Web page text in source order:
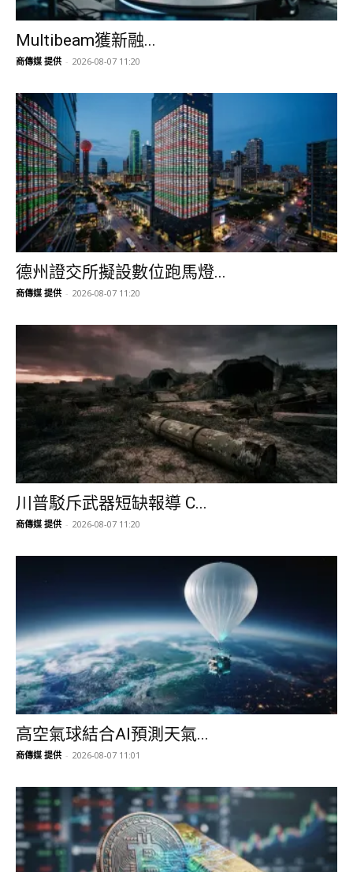
Multibeam獲新融...
商傳媒 提供 - 2026-08-07 11:20
德州證交所擬設數位跑馬燈...
商傳媒 提供 - 2026-08-07 11:20
川普駁斥武器短缺報導 C...
商傳媒 提供 - 2026-08-07 11:20
高空氣球結合AI預測天氣...
商傳媒 提供 - 2026-08-07 11:01